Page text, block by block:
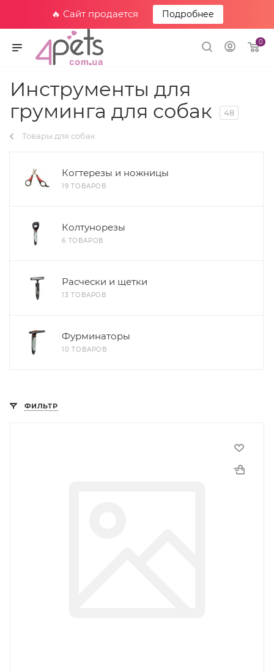
🔥 Сайт продается Подробнее
0
Инструменты для
груминга для собак
48
Товары для собак
Когтерезы и ножницы
19 ТОВАРОВ
Колтунорезы
6 ТОВАРОВ
Расчески и щетки
13 ТОВАРОВ
Фурминаторы
10 ТОВАРОВ
ФИЛЬТР